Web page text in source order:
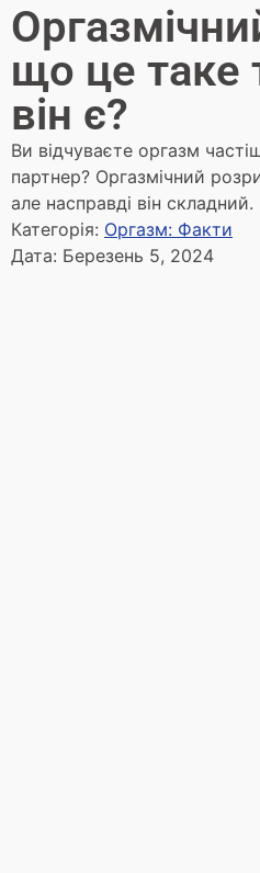
що це таке
він є?
Ви відчуваєте оргазм
партнер? Оргазмічний
але насправді він складний.
Категорія: Оргазм: Факти
Дата: Березень 5, 2024